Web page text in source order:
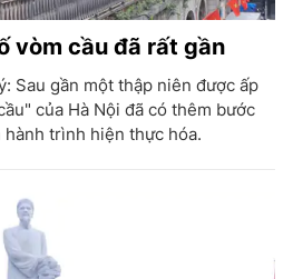
vòm cầu đã rất gần
Sau gần một thập niên được ấp
của Hà Nội đã có thêm bước
trình hiện thực hóa.